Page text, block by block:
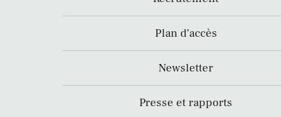
Plan d’accès
Newsletter
Presse et rapports